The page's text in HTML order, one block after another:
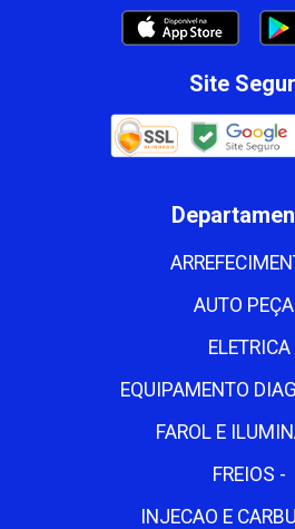
Site
AUTO
ELETRICA
EQUIPAMENTO
FAROL E
FREIOS -
INJECAO E